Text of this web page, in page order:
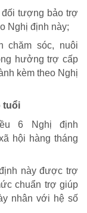
tượng bảo trợ
Nghị định này;
chăm sóc, nuôi
hưởng trợ cấp
kèm theo Nghị
tuổi
6 Nghị định
hội hàng tháng
này được trợ
chuẩn trợ giúp
nhân với hệ số